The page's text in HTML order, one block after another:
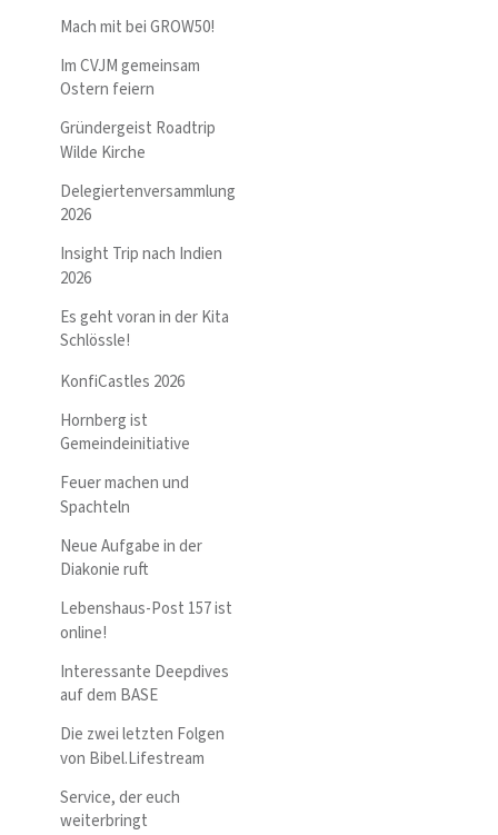
Mach mit bei GROW50!
Im CVJM gemeinsam
Ostern feiern
Gründergeist Roadtrip
Wilde Kirche
Delegiertenversammlung
2026
Insight Trip nach Indien
2026
Es geht voran in der Kita
Schlössle!
KonfiCastles 2026
Hornberg ist
Gemeindeinitiative
Feuer machen und
Spachteln
Neue Aufgabe in der
Diakonie ruft
Lebenshaus-Post 157 ist
online!
Interessante Deepdives
auf dem BASE
Die zwei letzten Folgen
von Bibel.Lifestream
Service, der euch
weiterbringt